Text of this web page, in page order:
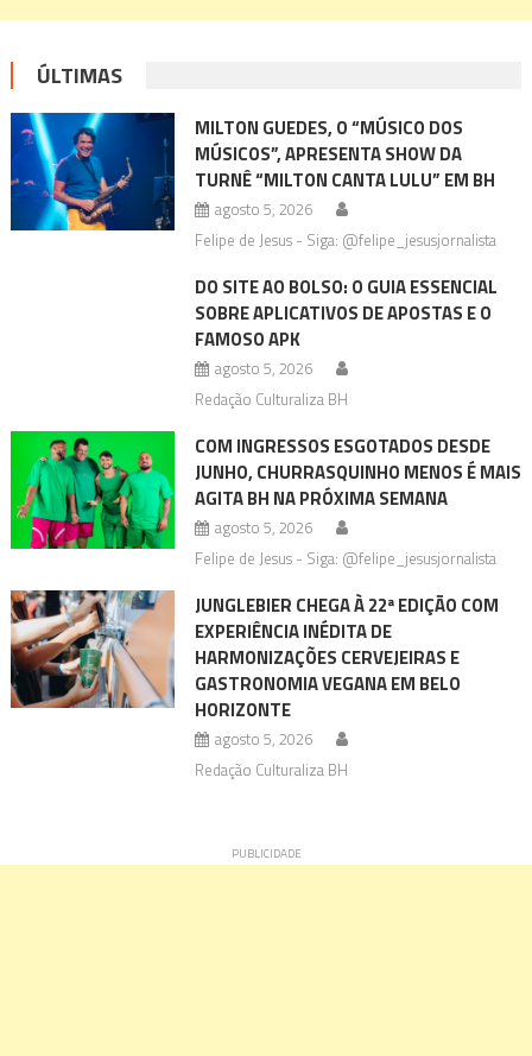
ÚLTIMAS
MILTON GUEDES, O “MÚSICO DOS
MÚSICOS”, APRESENTA SHOW DA
TURNÊ “MILTON CANTA LULU” EM BH
agosto 5, 2026
Felipe de Jesus - Siga: @felipe_jesusjornalista
DO SITE AO BOLSO: O GUIA ESSENCIAL
SOBRE APLICATIVOS DE APOSTAS E O
FAMOSO APK
agosto 5, 2026
Redação Culturaliza BH
COM INGRESSOS ESGOTADOS DESDE
JUNHO, CHURRASQUINHO MENOS É MAIS
AGITA BH NA PRÓXIMA SEMANA
agosto 5, 2026
Felipe de Jesus - Siga: @felipe_jesusjornalista
JUNGLEBIER CHEGA À 22ª EDIÇÃO COM
EXPERIÊNCIA INÉDITA DE
HARMONIZAÇÕES CERVEJEIRAS E
GASTRONOMIA VEGANA EM BELO
HORIZONTE
agosto 5, 2026
Redação Culturaliza BH